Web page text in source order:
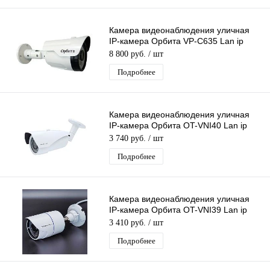
Камера видеонаблюдения уличная
IP-камера Орбита VP-C635 Lan ip
видеокамера 4 Mpix 3,6мм H.264
металл
8 800 руб. / шт
Подробнее
Камера видеонаблюдения уличная
IP-камера Орбита OT-VNI40 Lan ip
камера 3 Mpix 2,8-12мм для дома и
др
3 740 руб. / шт
Подробнее
Камера видеонаблюдения уличная
IP-камера Орбита OT-VNI39 Lan ip
камера 5 Mpix 3,6мм для дома и др
3 410 руб. / шт
Подробнее